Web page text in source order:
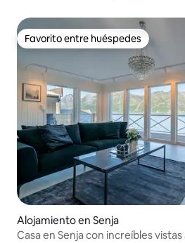
Favorito entre huéspedes
Favorito entre huéspedes
Alojamiento en Senja
Casa en Senja con increíbles